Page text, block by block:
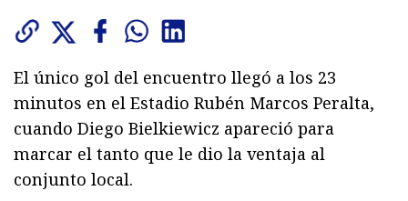
El único gol del encuentro llegó a los 23
minutos en el Estadio Rubén Marcos Peralta,
cuando Diego Bielkiewicz apareció para
marcar el tanto que le dio la ventaja al
conjunto local.